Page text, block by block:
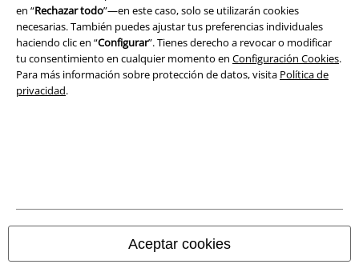
en “Rechazar todo”—en este caso, solo se utilizarán cookies
necesarias. También puedes ajustar tus preferencias individuales
haciendo clic en “Configurar”. Tienes derecho a revocar o modificar
tu consentimiento en cualquier momento en Configuración Cookies.
Para más información sobre protección de datos, visita Política de
privacidad.
Aceptar cookies
Eliminación de residuos y protección del medioambiente
Declaración de Conformidad
© 1986-2026 E.M.P. Merchandising HGmbH